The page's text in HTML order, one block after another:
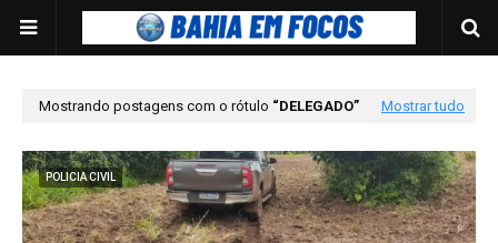
Mostrando postagens com o rótulo DELEGADO Mostrar tudo
POLICIA CIVIL